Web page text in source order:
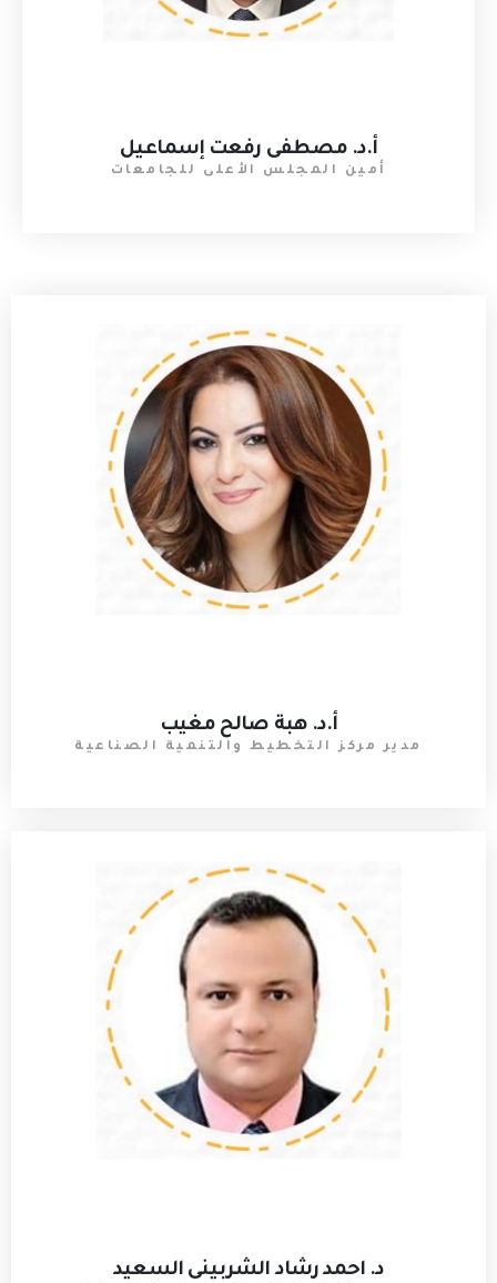
أ.د. مصطفى رفعت إسماعيل
أمين المجلس الأعلى للجامعات
أ.د. هبة صالح مغيب
مدير مركز التخطيط والتنمية الصناعية
د. احمد رشاد الشربينى السعيد